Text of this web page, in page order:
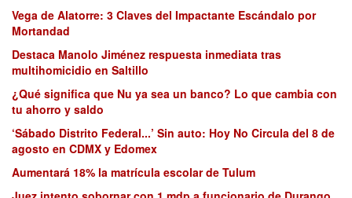
Vega de Alatorre: 3 Claves del Impactante Escándalo por
Mortandad
Destaca Manolo Jiménez respuesta inmediata tras
multihomicidio en Saltillo
¿Qué significa que Nu ya sea un banco? Lo que cambia con
tu ahorro y saldo
‘Sábado Distrito Federal...’ Sin auto: Hoy No Circula del 8 de
agosto en CDMX y Edomex
Aumentará 18% la matrícula escolar de Tulum